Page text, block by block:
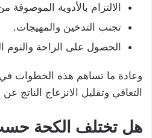
الالتزام بالأدوية الموصوفة
تجنب التدخين والمهيجات.
الحصول على الراحة والنوم
وعادة ما تساهم هذه الخطوات
التعافي وتقليل الانزعاج الناتج
هل تختلف الكحة